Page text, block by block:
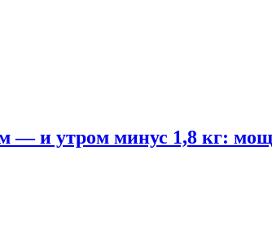
— и утром минус 1,8 кг: